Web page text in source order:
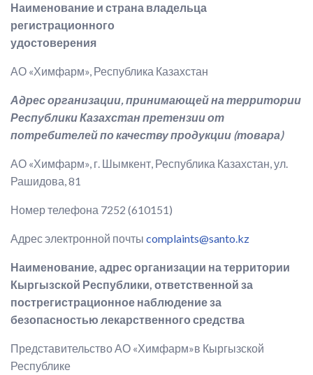
Наименование и страна владельца
регистрационного
удостоверения
АО «Химфарм», Республика Казахстан
Адрес организации, принимающей на территории
Республики Казахстан претензии от
потребителей по качеству продукции (товара)
АО «Химфарм», г. Шымкент, Республика Казахстан, ул.
Рашидова, 81
Номер телефона 7252 (610151)
Адрес электронной почты complaints@santo.kz
Наименование, адрес организации на территории
Кыргызской Республики, ответственной за
пострегистрационное наблюдение за
безопасностью лекарственного средства
Представительство АО «Химфарм»в Кыргызской
Республике